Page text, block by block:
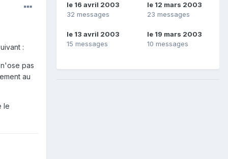
:
pas
au
le
le 16 avril 2003
32 messages
le 12 mars 2003
23 messages
le 13 avril 2003
15 messages
le 19 mars 2003
10 messages